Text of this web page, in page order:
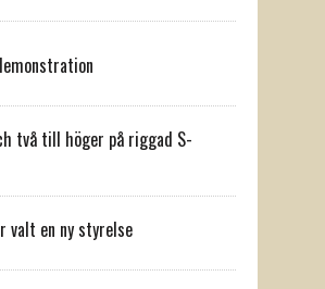
två till höger på riggad S-
valt en ny styrelse